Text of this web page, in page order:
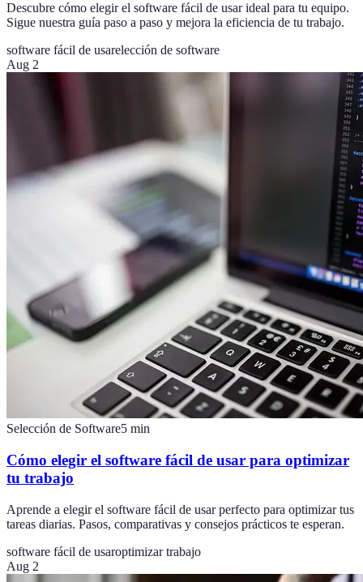
Descubre cómo elegir el software fácil de usar ideal para tu equipo.
Sigue nuestra guía paso a paso y mejora la eficiencia de tu trabajo.
software fácil de usarelección de software
Aug 2
Selección de Software5 min
Cómo elegir el software fácil de usar para optimizar
tu trabajo
Aprende a elegir el software fácil de usar perfecto para optimizar tus
tareas diarias. Pasos, comparativas y consejos prácticos te esperan.
software fácil de usaroptimizar trabajo
Aug 2